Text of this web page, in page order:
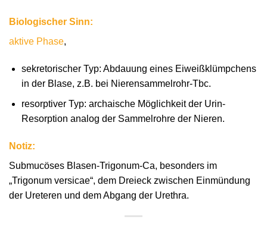
Biologischer Sinn:
aktive Phase,
sekretorischer Typ: Abdauung eines Eiweißklümpchens
in der Blase, z.B. bei Nierensammelrohr-Tbc.
resorptiver Typ: archaische Möglichkeit der Urin-
Resorption analog der Sammelrohre der Nieren.
Notiz:
Submucöses Blasen-Trigonum-Ca, besonders im
„Trigonum versicae“, dem Dreieck zwischen Einmündung
der Ureteren und dem Abgang der Urethra.